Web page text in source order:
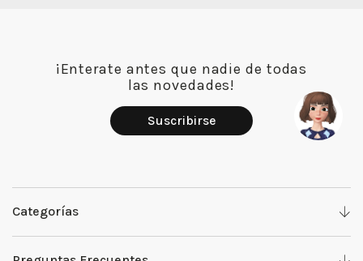
¡Enterate antes que nadie de todas
las novedades!
Suscribirse
Categorías